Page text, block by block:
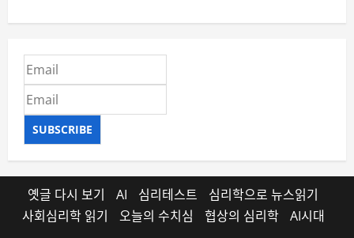
SUBSCRIBE
옛글 다시 보기 AI 심리테스트
심리학으로 뉴스읽기
사회심리학 읽기
오늘의 수치심 협상의 심리학 AI시대